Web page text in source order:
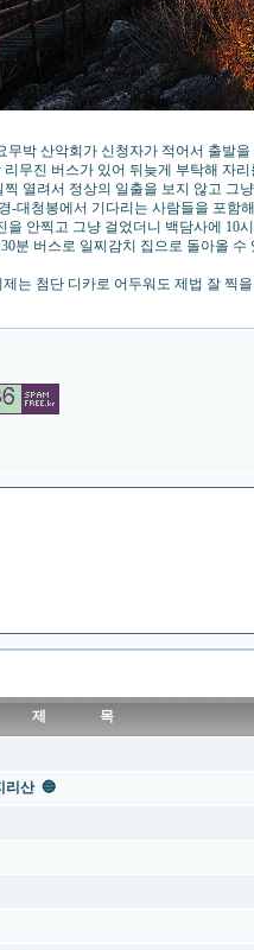
박 산악회가 신청자가 적어서 출발
무진 버스가 있어 뒤늦게 부탁해 자
열려서 정상의 일출을 보지 않고 그
-대청봉에서 기다리는 사람들을 포함
안찍고 그냥 걸었더니 백담사에 10
분 버스로 일찌감치 집으로 돌아올 수
는 첨단 디카로 어두워도 제법 잘 찍
제 목
리산 🔵